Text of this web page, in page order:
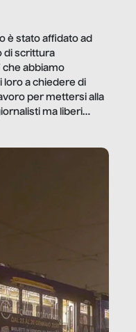
è stato affidato ad
di scrittura
che abbiamo
loro a chiedere di
per mettersi alla
ma liberi